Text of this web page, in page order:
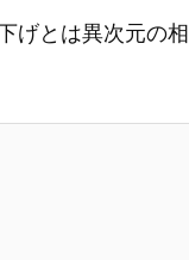
げとは異次元の相